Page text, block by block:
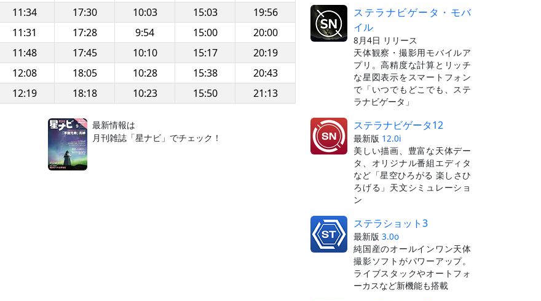
11:34 17:30 10:03 15:03
19:56
11:31 17:28 9:54 15:00
20:00
11:48 17:45 10:10 15:17
20:19
12:08 18:05 10:28 15:38
20:43
12:19 18:18 10:23 15:50 21:13
最新情報は
月刊雑誌「星ナビ」でチェック！
ステラナビゲータ・モバ
イル
8月4日 リリース
天体観察・撮影用モバイルア
プリ。高精度な計算とリッチ
な星図表示をスマートフォン
で「いつでもどこでも、ステ
ラナビゲータ」
ステラナビゲータ12
最新版 12.0i
美しい描画、豊富な天体デー
タ、オリジナル番組エディタ
など「星空ひろがる 楽しさひ
ろげる」天文シミュレーショ
ン
ステラショット3
最新版 3.0o
純国産のオールインワン天体
撮影ソフトがパワーアップ。
ライブスタックやオートフォ
ーカスなど新機能も搭載